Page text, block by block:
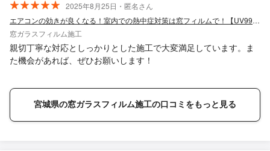
泡？も一ヶ月すればきれいになると、今後のことなども丁寧に教
えてくださいました。この度は本当にありがとうございました。
2025年8月25日・匿名さん
エアコンの効きが良くなる！室内での熱中症対策は窓フィルムで！【UV99%カット】
窓ガラスフィルム施工
親切丁寧な対応としっかりとした施工で大変満足しています。ま
た機会があれば、ぜひお願いします！
宮城県の窓ガラスフィルム施工の口コミをもっと見る